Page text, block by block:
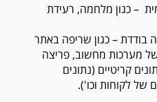
– כגון מלחמה, רעידת
בודדת – כגון שריפה באתר
מערכות מחשוב, פריצה
קריטיים (נתונים
של לקוחות וכו').